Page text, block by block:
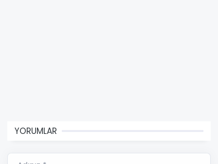
YORUMLAR